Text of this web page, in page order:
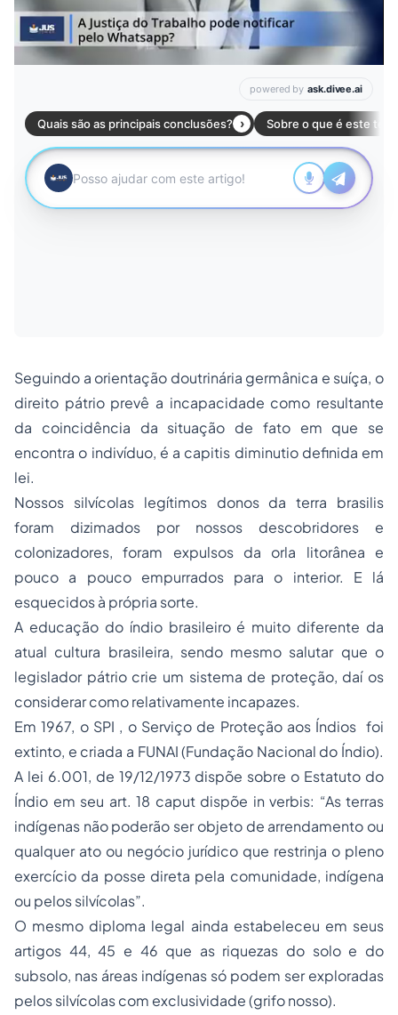
Seguindo a orientação doutrinária germânica e suíça, o
direito pátrio prevê a incapacidade como resultante
da coincidência da situação de fato em que se
encontra o indivíduo, é a capitis diminutio definida em
lei.
Nossos silvícolas legítimos donos da terra brasilis
foram dizimados por nossos descobridores e
colonizadores, foram expulsos da orla litorânea e
pouco a pouco empurrados para o interior. E lá
esquecidos à própria sorte.
A educação do índio brasileiro é muito diferente da
atual cultura brasileira, sendo mesmo salutar que o
legislador pátrio crie um sistema de proteção, daí os
considerar como relativamente incapazes.
Em 1967, o SPI , o Serviço de Proteção aos Índios foi
extinto, e criada a FUNAI (Fundação Nacional do Índio).
A lei 6.001, de 19/12/1973 dispõe sobre o Estatuto do
Índio em seu art. 18 caput dispõe in verbis: “As terras
indígenas não poderão ser objeto de arrendamento ou
qualquer ato ou negócio jurídico que restrinja o pleno
exercício da posse direta pela comunidade, indígena
ou pelos silvícolas”.
O mesmo diploma legal ainda estabeleceu em seus
artigos 44, 45 e 46 que as riquezas do solo e do
subsolo, nas áreas indígenas só podem ser exploradas
pelos silvícolas com exclusividade (grifo nosso).